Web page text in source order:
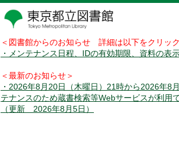
＜図書館からのお知らせ 詳細は以下をクリッ
・メンテナンス日程、IDの有効期限、資料の表
＜最新のお知らせ＞
・2026年8月20日（木曜日）21時から2026年8
テナンスのため蔵書検索等Webサービスが利用
（更新 2026年8月5日）